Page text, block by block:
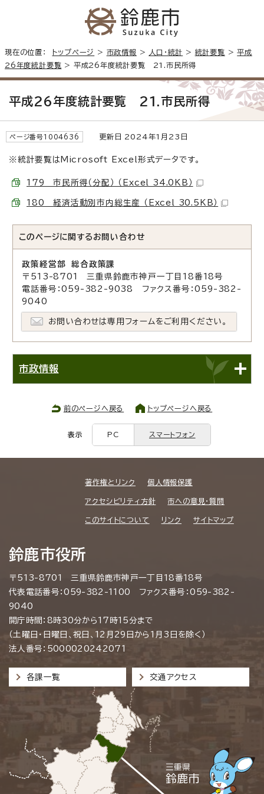
現在の位置： トップページ > 市政情報 > 人口・統計 > 統計要覧 >平成
26年度統計要覧 > 平成26年度統計要覧 21.市民所得
平成26年度統計要覧 21.市民所得
ページ番号1004636 更新日 2024年1月23日
※統計要覧はMicrosoft Excel形式データです。
179 市民所得（分配） （Excel 34.0KB）
180 経済活動別市内総生産 （Excel 30.5KB）
このページに関する お問い合わせ
政策経営部 総合政策課
〒513-8701 三重県鈴鹿市神戸一丁目18番18号
電話番号：059-382-9038 ファクス番号：059-382-
9040
お問い合わせは専用フォームをご利用ください。
市政情報
前のページへ戻る トップページへ戻る
表示 PC スマートフォン
著作権とリンク 個人情報保護
アクセシビリティ方針 市への意見・質問
このサイトについて リンク サイトマップ
鈴鹿市役所
〒513-8701 三重県鈴鹿市神戸一丁目18番18号
代表電話番号：059-382-1100 ファクス番号：059-382-
9040
開庁時間：8時30分から17時15分まで
（土曜日・日曜日、祝日、12月29日から1月3日を除く）
法人番号：5000020242071
各課一覧 交通アクセス